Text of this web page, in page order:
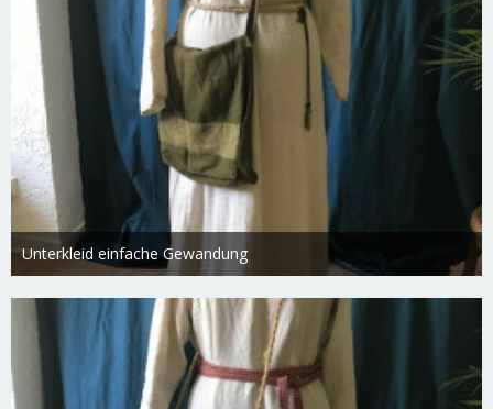
Unterkleid einfache Gewandung
Swietlana
27. Februar 2019
1.956
0 0